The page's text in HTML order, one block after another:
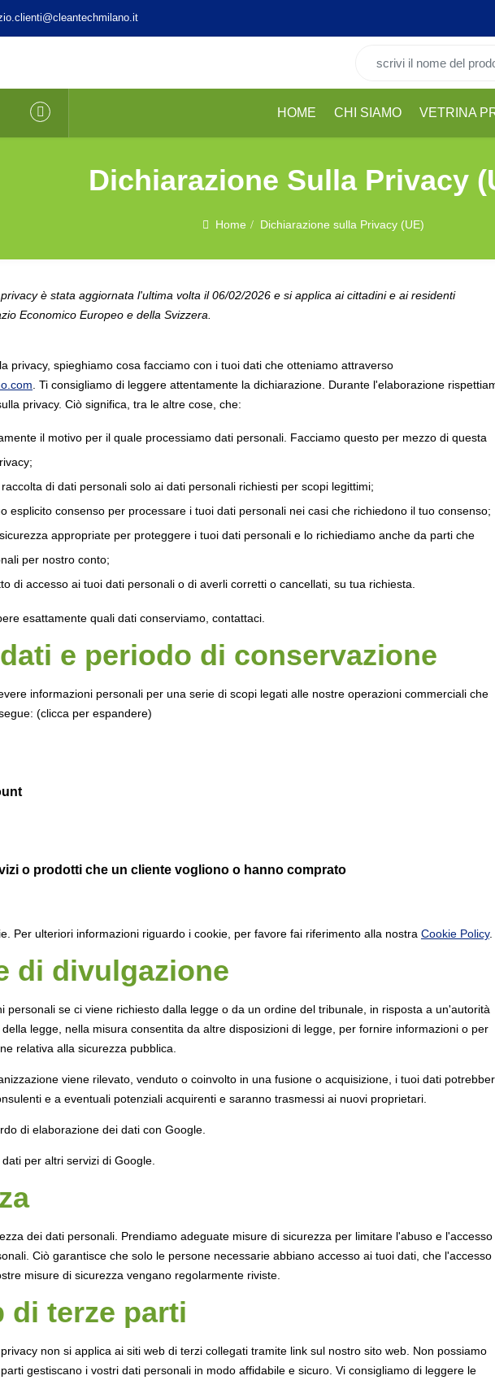
HOME CHI SIAMO VETRINA
Dichiarazione Sulla Privacy
Home Dichiarazione sulla Privacy (UE)
è stata aggiornata l'ultima volta il 06/02/2026 e si applica ai cittadini e ai residenti
Economico Europeo e della Svizzera.
privacy, spieghiamo cosa facciamo con i tuoi dati che otteniamo attraverso
. Ti consigliamo di leggere attentamente la dichiarazione. Durante l'elaborazione
privacy. Ciò significa, tra le altre cose, che:
il motivo per il quale processiamo dati personali. Facciamo questo per mezzo di questa
di dati personali solo ai dati personali richiesti per scopi legittimi;
esplicito consenso per processare i tuoi dati personali nei casi che richiedono il tuo consenso;
appropriate per proteggere i tuoi dati personali e lo richiediamo anche da parti che
per nostro conto;
di accesso ai tuoi dati personali o di averli corretti o cancellati, su tua richiesta.
esattamente quali dati conserviamo, contattaci.
e periodo di conservazione
informazioni personali per una serie di scopi legati alle nostre operazioni commerciali che
(clicca per espandere)
o prodotti che un cliente vogliono o hanno comprato
Per ulteriori informazioni riguardo i cookie, per favore fai riferimento alla nostra Cookie Policy.
di divulgazione
personali se ci viene richiesto dalla legge o da un ordine del tribunale, in risposta a un'autorità
legge, nella misura consentita da altre disposizioni di legge, per fornire informazioni o per
relativa alla sicurezza pubblica.
viene rilevato, venduto o coinvolto in una fusione o acquisizione, i tuoi dati
e a eventuali potenziali acquirenti e saranno trasmessi ai nuovi proprietari.
di elaborazione dei dati con Google.
per altri servizi di Google.
dei dati personali. Prendiamo adeguate misure di sicurezza per limitare l'abuso e l'accesso
Ciò garantisce che solo le persone necessarie abbiano accesso ai tuoi dati, che l'accesso
misure di sicurezza vengano regolarmente riviste.
di terze parti
non si applica ai siti web di terzi collegati tramite link sul nostro sito web. Non possiamo
gestiscano i vostri dati personali in modo affidabile e sicuro. Vi consigliamo di leggere le